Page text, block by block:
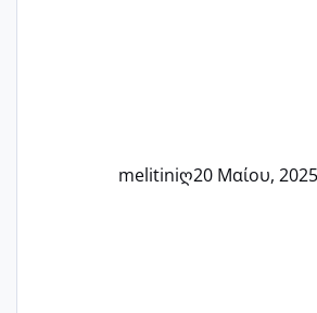
melitiniღ20 Μαίου, 2025